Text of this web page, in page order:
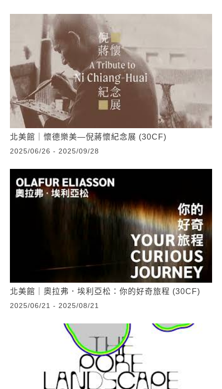
北美館｜懷德樂美—倪蔣懷紀念展 (30CF)
2025/06/26 - 2025/09/28
北美館｜奧拉弗．埃利亞松：你的好奇旅程 (30CF)
2025/06/21 - 2025/08/21